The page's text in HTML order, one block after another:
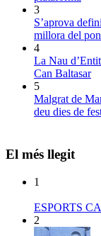
3
S’aprova
millora del
4
La Nau
Can Baltasar
5
Malgrat de
deu dies de
El més llegit
1
ESPORTS
2